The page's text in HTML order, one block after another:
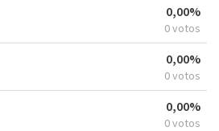
0,00%
0 votos
0,00%
0 votos
0,00%
0 votos